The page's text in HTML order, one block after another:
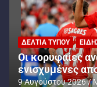
ΔΕΛΤΊΑ ΤΎΠΟΥ
Oι κορυφαίες
ενισχυμένες
9 Αυγούστου 2026